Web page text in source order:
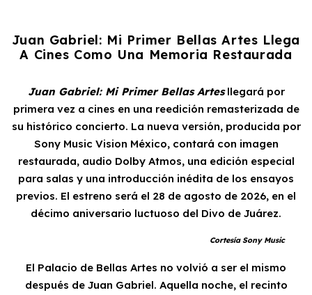
Juan Gabriel: Mi Primer Bellas Artes Llega
A Cines Como Una Memoria Restaurada
Juan Gabriel: Mi Primer Bellas Artesllegará por
primera vez a cines en una reedición remasterizada de
su histórico concierto. La nueva versión, producida por
Sony Music Vision México, contará con imagen
restaurada, audio Dolby Atmos, una edición especial
para salas y una introducción inédita de los ensayos
previos. El estreno será el 28 de agosto de 2026, en el
décimo aniversario luctuoso del Divo de Juárez.
Cortesía Sony Music
El Palacio de Bellas Artes no volvió a ser el mismo
después de Juan Gabriel. Aquella noche, el recinto